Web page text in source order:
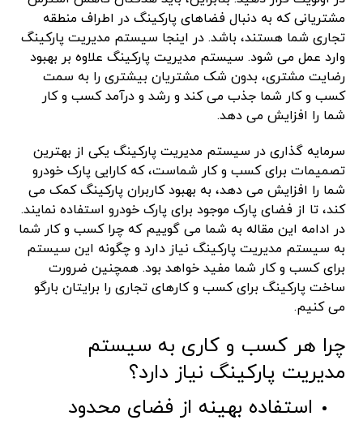
مشتریانی که به دنبال فضاهای پارکینگ در اطراف منطقه
تجاری شما هستند، باشد. در اینجا سیستم مدیریت پارکینگ
وارد عمل می شود. سیستم مدیریت پارکینگ علاوه بر بهبود
رضایت مشتری، بدون شک مشتریان بیشتری را به سمت
کسب و کار شما جذب می کند و رشد و درآمد کسب و کار
شما را افزایش می دهد.
سرمایه گذاری در سیستم مدیریت پارکینگ یکی از بهترین
تصمیمات برای کسب و کار شماست، که کارایی پارک خودرو
شما را افزایش می دهد، به بهبود کاربران پارکینگ کمک می
کند، تا از فضای پارک موجود برای پارک خودرو استفاده نمایند.
در ادامه این مقاله به شما می گوییم که چرا کسب و کار شما
به سیستم مدیریت پارکینگ نیاز دارد و چگونه این سیستم
برای کسب و کار شما مفید خواهد بود. همچنین ضرورت
ساخت پارکینگ برای کسب و کارهای تجاری را برایتان بارگو
می کنیم.
چرا هر کسب و کاری به سیستم
مدیریت پارکینگ نیاز دارد؟
استفاده بهینه از فضای محدود